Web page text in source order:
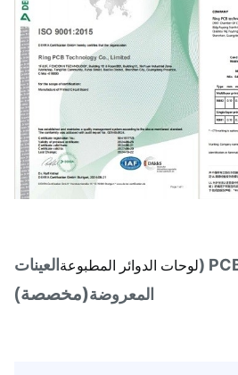
لوحات الدوائر المطبوعةالعينات
المعروضة(مخصصة)